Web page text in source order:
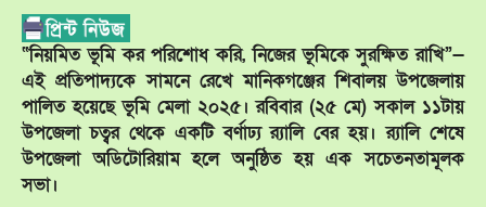
“নিয়মিত ভূমি কর পরিশোধ করি, নিজের ভূমিকে সুরক্ষিত রাখি”—
এই প্রতিপাদ্যকে সামনে রেখে মানিকগঞ্জের শিবালয় উপজেলায়
পালিত হয়েছে ভূমি মেলা ২০২৫। রবিবার (২৫ মে) সকাল ১১টায়
উপজেলা চত্বর থেকে একটি বর্ণাঢ্য র‍্যালি বের হয়। র‍্যালি শেষে
উপজেলা অডিটোরিয়াম হলে অনুষ্ঠিত হয় এক সচেতনতামূলক
সভা।